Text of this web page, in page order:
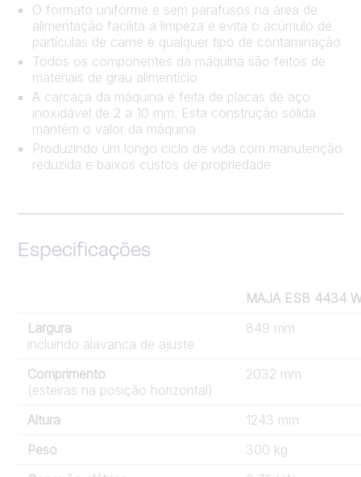
O formato uniforme e sem parafusos na área de
alimentação facilita a limpeza e evita o acúmulo de
partículas de carne e qualquer tipo de contaminação
Todos os componentes da máquina são feitos de
materiais de grau alimentício
A carcaça da máquina é feita de placas de aço
inoxidável de 2 a 10 mm. Esta construção sólida
mantém o valor da máquina
Produzindo um longo ciclo de vida com manutenção
reduzida e baixos custos de propriedade
Especificações
MAJA ESB 4434
Largura
incluindo alavanca de ajuste
849 mm
Comprimento
(esteiras na posição horizontal)
2032 mm
Altura
1243 mm
Peso
300 kg